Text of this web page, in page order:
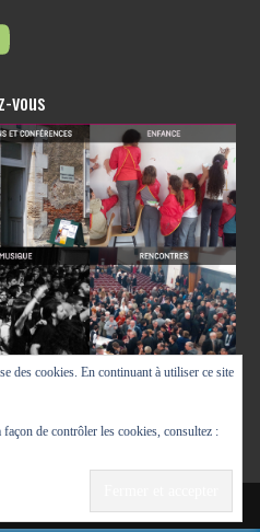
vous
des cookies. En continuant à utiliser ce site
de contrôler les cookies, consultez :